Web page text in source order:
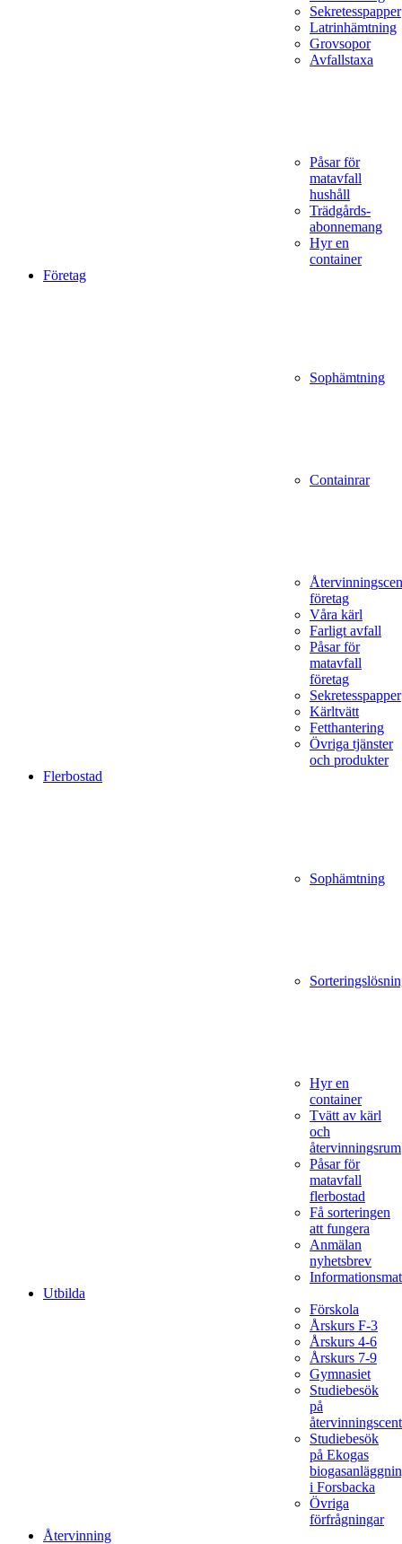
Sekretesspapper
Latrinhämtning
Grovsopor
Avfallstaxa
Påsar för
matavfall
hushåll
Trädgårds­
abonnemang
Hyr en
container
Företag
Sophämtning
Containrar
företag
Våra kärl
Farligt avfall
Påsar för
matavfall
företag
Sekretesspapper
Kärltvätt
Fetthantering
Övriga tjänster
och produkter
Flerbostad
Sophämtning
Hyr en
container
Tvätt av kärl
och
återvinningsrum
Påsar för
matavfall
flerbostad
Få sorteringen
att fungera
Anmälan
nyhetsbrev
Utbilda
Förskola
Årskurs F-3
Årskurs 4-6
Årskurs 7-9
Gymnasiet
Studiebesök
på
Studiebesök
på Ekogas
i Forsbacka
Övriga
förfrågningar
Återvinning